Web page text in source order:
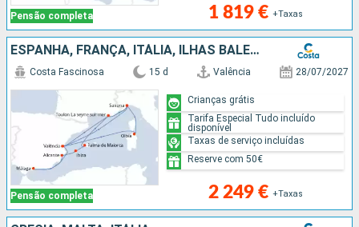
Pensão completa 1 819 € +Taxas
ESPANHA, FRANÇA, ITÁLIA, ILHAS BALEARES
Pensão completa
Costa Fascinosa 15 d Valência 28/07/2027
2 249 € +Taxas
Crianças grátis
Tarifa Especial Tudo incluído
disponível
Taxas de serviço incluídas
Reserve com 50€